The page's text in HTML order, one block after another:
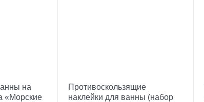
на
«Морские
Противоскользящие
наклейки для ванны (набор